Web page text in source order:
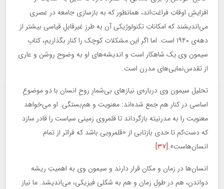
افزایشِ اوقاتِ فراغت‌اند، همانطور که به بازسازی جامعه‌ در عصری
می‌اندیشند که امکاناتِ تکنولوژیکی آن به طرزِ غیرقابلِ قیاسی بیشتر از
دهه‌ی ۱۹۴۰ است. اما اگر این مشکلات کوچک را کنار بگذاریم، کتابِ
سیمون وی یک شاهکار است و اندیشه‌های او به وضوح روشن و عاری
از تقدس‌نمایی‌های مدرن‌ است.
تحلیل سیمون وی درباره‌ی نیازهای بی‌شمارِ روحِ انسان با دو موضوعِ
اساسی در کنار هم جمع شده‌اند: معنویت و هم‌بستگی. او می‌خواهد
معنویت را به مدرنیته بازگرداند تا قلمروی زمینی سیاست را قادر سازد
که دست‌کم تا حدی بازتابی از «قلمرویی باشد که فراتر از تمام
انسان‌هاست».[۳۷]
انسان‌ها در زمان و مکان قرار دارند و سیمون وی به اهمیتِ ریشه
دواندن، هم در طولِ زمان و هم به شکلی فیزیکی، می‌اندیشد. ما نیاز